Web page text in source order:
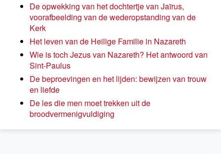
De opwekking van het dochtertje van Jaïrus,
voorafbeelding van de wederopstanding van de
Kerk
Het leven van de Heilige Familie in Nazareth
Wie is toch Jezus van Nazareth? Het antwoord van
Sint-Paulus
De beproevingen en het lijden: bewijzen van trouw
en liefde
De les die men moet trekken uit de
broodvermenigvuldiging